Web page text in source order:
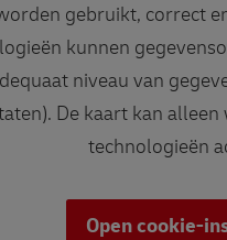
gebruikt, correct
kunnen
niveau van
De kaart kan
technologieën
Open cookie-